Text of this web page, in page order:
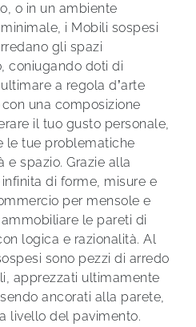
o in un ambiente
i Mobili sospesi
gli spazi
coniugando doti di
a regola d’arte
una composizione
il tuo gusto personale,
le tue problematiche
e spazio. Grazie alla
di forme, misure e
per mensole e
le pareti di
logica e razionalità. Al
sono pezzi di arredo
apprezzati ultimamente
ancorati alla parete,
livello del pavimento.